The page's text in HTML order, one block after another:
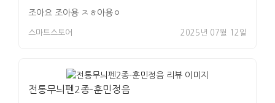
조아요 조아용 ㅈㅎ아용ㅇ
스마트스토어 2025년 07월 12일
전통무늬펜2종-훈민정음